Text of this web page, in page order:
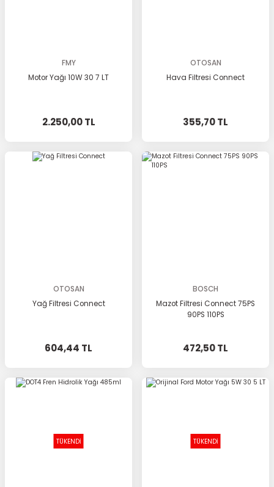
FMY
Motor Yağı 10W 30 7 LT
2.250,00 TL
OTOSAN
Hava Filtresi Connect
355,70 TL
OTOSAN
Yağ Filtresi Connect
604,44 TL
BOSCH
Mazot Filtresi Connect 75PS
90PS 110PS
472,50 TL
TÜKENDİ TÜKENDİ